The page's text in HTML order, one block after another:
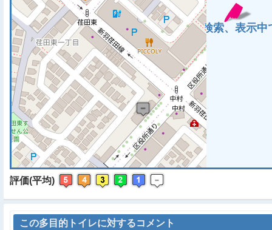
※ マップを検索、表示中
評価(平均)
この多目的トイレに対するコメント